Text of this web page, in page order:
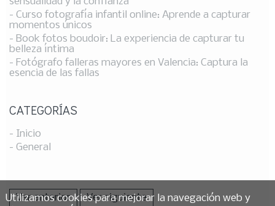
- Curso fotografía infantil online: Aprende a capturar
momentos únicos
- Book fotos boudoir: La experiencia de capturar tu
belleza íntima
- Fotógrafo falleras mayores en Valencia: Captura la
esencia de las fallas
CATEGORÍAS
- Inicio
- General
Ver anterior Ver siguiente
Utilizamos cookies para mejorar la navegación web y